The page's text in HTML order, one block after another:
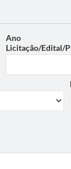
Ano
Licitação/Edital/